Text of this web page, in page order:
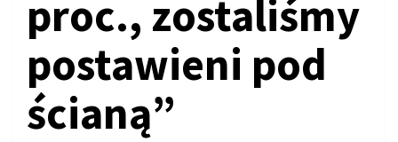
proc., zostaliśmy
postawieni pod
ścianą”